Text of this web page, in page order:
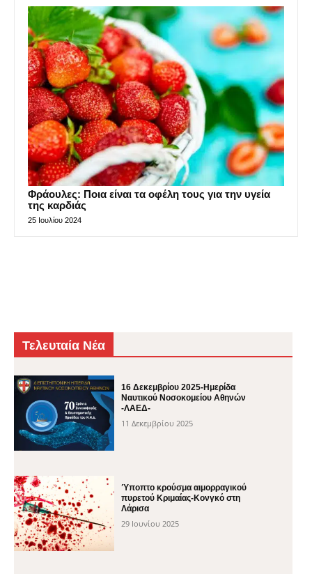
Φράουλες: Ποια είναι τα οφέλη τους για την υγεία
της καρδιάς
25 Ιουλίου 2024
Τελευταία Νέα
16 Δεκεμβρίου 2025-Ημερίδα
Ναυτικού Νοσοκομείου Αθηνών
-ΛΑΕΔ-
11 Δεκεμβρίου 2025
Ύποπτο κρούσμα αιμορραγικού
πυρετού Κριμαίας-Κονγκό στη
Λάρισα
29 Ιουνίου 2025